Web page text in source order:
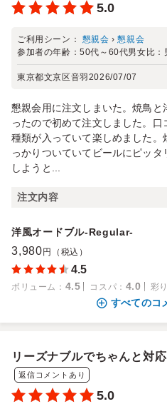
5.0
ご利用シーン： 懇親会 ›懇親会
参加者の年齢：50代～60代男女比：
東京都文京区音羽 2026/07/07
懇親会用に注文しまいた。焼鳥
ったので初めて注文しました。
種類が入っていて楽しめました。
っかりついていてビールにピッ
しようと...
注文内容
洋風オードブル-Regular-
3,980 円（税込）
4.5
ボリューム ： 4.5 コスパ ： 4.0 彩り
すべてのコ
リーズナブルでちゃんと対
返信コメントあり
5.0